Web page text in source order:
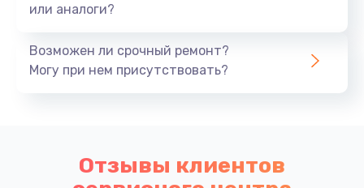
или аналоги?
Возможен ли срочный ремонт?
Могу при нем присутствовать?
Отзывы клиентов